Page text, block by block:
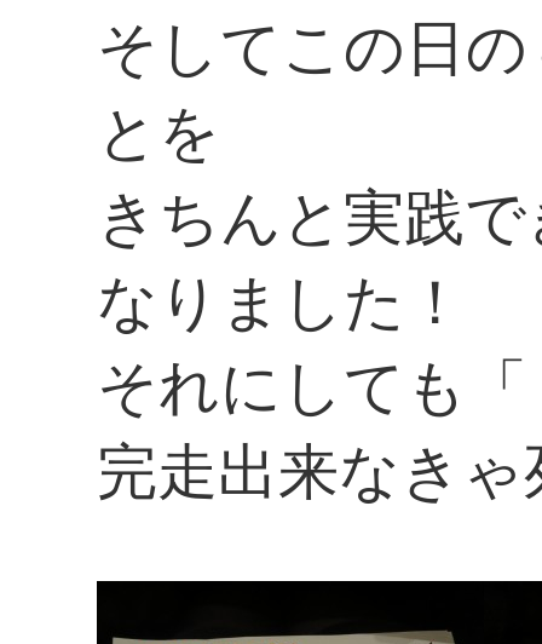
そしてこの日
とを
きちんと実践
なりました！
それにしても
完走出来なき